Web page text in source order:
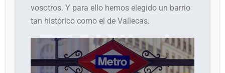
vosotros. Y para ello hemos elegido un barrio
tan histórico como el de Vallecas.